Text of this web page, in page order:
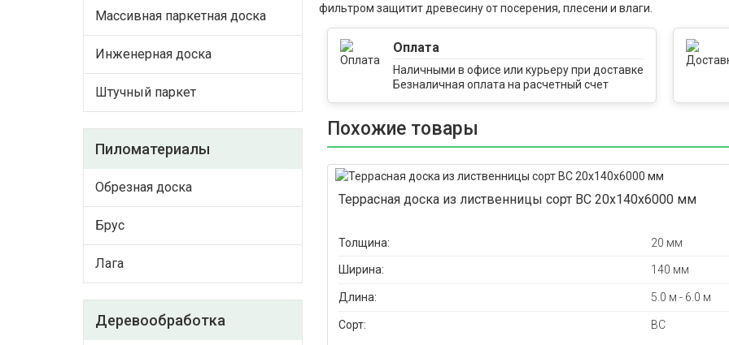
Массивная паркетная доска
Инженерная доска
Штучный паркет
Пиломатериалы
Обрезная доска
Брус
Лага
Деревообработка
фильтром защитит древесину от посерения, плесени и влаги.
Оплата
Наличными в офисе или курьеру при доставке
Безналичная оплата на расчетный счет
компании
Похожие товары
Террасная доска из лиственницы сорт ВС 20x140x6000 мм
Толщина: 20 мм
Ширина: 140 мм
Длина: 5.0 м - 6.0 м
Сорт: ВС